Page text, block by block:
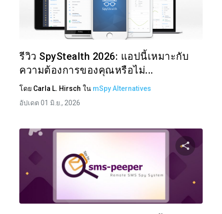
รีวิว SpyStealth 2026: แอปนี้เหมาะกับ
ความต้องการของคุณหรือไม่...
โดย Carla L. Hirsch ใน mSpy Alternatives
อัปเดต 01 มิ.ย., 2026